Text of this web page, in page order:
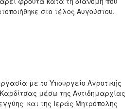
στο τέλος Αυγούστου.
με το Υπουργείο Αγροτικής
μέσω της Αντιδημαρχίας
και της Ιεράς Μητρόπολης